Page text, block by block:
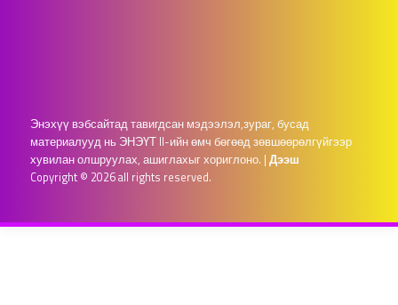
Энэхүү вэбсайтад тавигдсан мэдээлэл,зураг, бусад
материалууд нь ЭНЭҮТ II-ийн өмч бөгөөд зөвшөөрөлгүйгээр
хувилан олшруулах, ашиглахыг хориглоно. | Дээш
Copyright © 2026 all rights reserved.